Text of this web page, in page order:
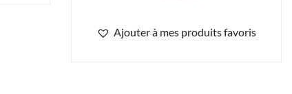
Ajouter à mes produits favoris